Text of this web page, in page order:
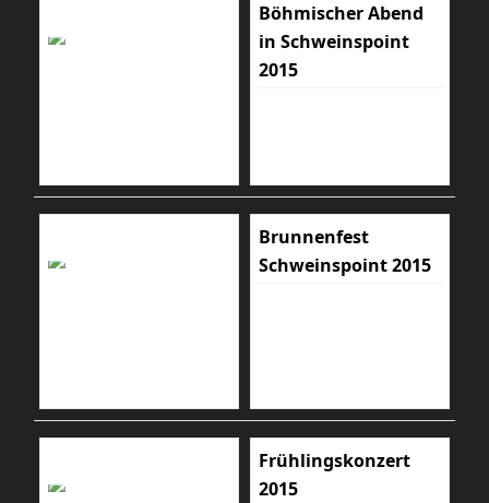
Böhmischer Abend
in Schweinspoint
2015
Brunnenfest
Schweinspoint 2015
Frühlingskonzert
2015